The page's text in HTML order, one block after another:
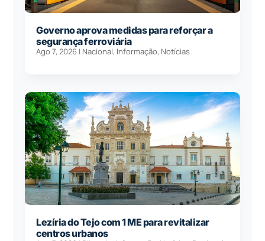
Governo aprova medidas para reforçar a
segurança ferroviária
Ago 7, 2026 | Nacional, Informação, Notícias
Lezíria do Tejo com 1 ME para revitalizar
centros urbanos